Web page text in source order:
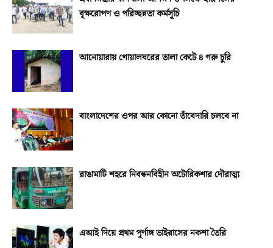
বৃক্ষরোপণ ও পরিচ্ছন্নতা কর্মসূচি
আনোয়ারায় গোয়ালঘরের তালা কেটে ৪ গরু চুরি
বাংলাদেশের ওপর আর কোনো তাঁবেদারি চলবে না
রাঙামাটি শহরে নিবন্ধনবিহীন অটোরিকশার দৌরাত্ম্য
এআই দিয়ে প্রথম পূর্ণাঙ্গ ভাইরাসের নকশা তৈরি